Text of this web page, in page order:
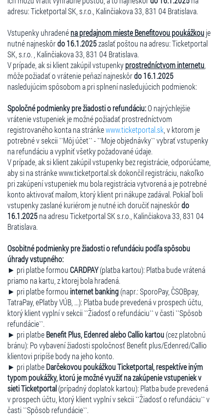
adresu: Ticketportal SK, s.r.o., Kalinčiakova 33, 831 04 Bratislava.
Vstupenky uhradenéna predajnom mieste Benefitovou poukážkouje
nutné najneskôrdo 16.1.2025zaslať poštou na adresu: Ticketportal
SK, s.r.o. , Kalinčiakova 33, 831 04 Bratislava.
V prípade, ak si klient zakúpil vstupenkyprostredníctvom internetu,
môže požiadať o vrátenie peňazí najneskôrdo 16.1.2025
nasledujúcim spôsobom a pri splnení nasledujúcich podmienok:
Spoločné podmienky pre žiadosti o refundáciu:O najrýchlejšie
vrátenie vstupeniek je možné požiadať prostredníctvom
registrovaného konta na stránkewww.ticketportal.sk, v ktorom je
potrebné v sekcii ``Môj účet`` - ``Moje objednávky`` vybrať vstupenky
na refundáciu a vyplniť všetky požadované údaje.
V prípade, ak si klient zakúpil vstupenky bez registrácie, odporúčame,
aby si na stránke www.ticketportal.sk dokončil registráciu, nakoľko
pri zakúpení vstupeniek mu bola registrácia vytvorená a je potrebné
konto aktivovať mailom, ktorý klient pri nákupe zadával. Pokiaľ boli
vstupenky zaslané kuriérom je nutné ich doručiť najneskôrdo
16.1.2025na adresu Ticketportal SK s.r.o., Kalinčiakova 33, 831 04
Bratislava.
Osobitné podmienky pre žiadosti o refundáciu podľa spôsobu
úhrady vstupného:
► pri platbe formouCARDPAY(platba kartou): Platba bude vrátená
priamo na kartu, z ktorej bola hradená.
► pri platbe formou internet banking(napr.: SporoPay, ČSOBpay,
TatraPay, ePlatby VÚB, ...): Platba bude prevedená v prospech účtu,
ktorý klient vyplní v sekcii ``Žiadosť o refundáciu`` v časti ``Spôsob
refundácie``.
► pri platbeBenefit Plus, Edenred alebo Callio kartou(cez platobnú
bránu): Po vybavení žiadosti spoločnosť Benefit plus/Edenred/Callio
klientovi pripíše body na jeho konto.
► pri platbeDarčekovou poukážkou Ticketportal, respektíve iným
typom poukážky, ktorú je možné využiť na zakúpenie vstupeniek v
sieti Ticketportal(prípadný doplatok kartou): Platba bude prevedená
v prospech účtu, ktorý klient vyplní v sekcii ``Žiadosť o refundáciu`` v
časti ``Spôsob refundácie``.